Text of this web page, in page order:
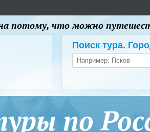
потому, что можно
Поиск тура.
по